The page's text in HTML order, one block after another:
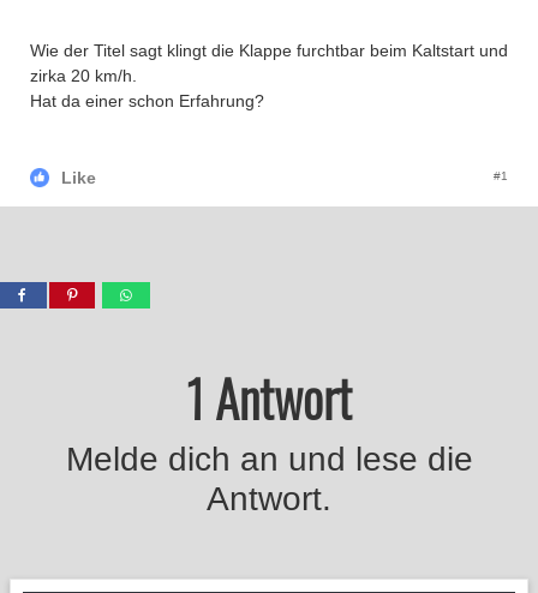
Wie der Titel sagt klingt die Klappe furchtbar beim Kaltstart und
zirka 20 km/h.
Hat da einer schon Erfahrung?
Like #1
1 Antwort
Melde dich an und lese die
Antwort.